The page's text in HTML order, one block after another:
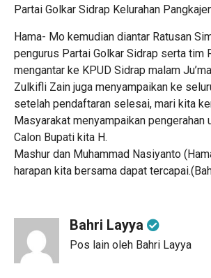
Partai Golkar Sidrap Kelurahan
Hama- Mo kemudian diantar Ratusan
pengurus Partai Golkar Sidrap serta tim
mengantar ke KPUD Sidrap malam
Zulkifli Zain juga menyampaikan ke
setelah pendaftaran selesai, mari kita
Masyarakat menyampaikan pengerahan
Calon Bupati kita H.
Mashur dan Muhammad Nasiyanto
harapan kita bersama dapat
Bahri Layya
Pos lain oleh Bahri Layya